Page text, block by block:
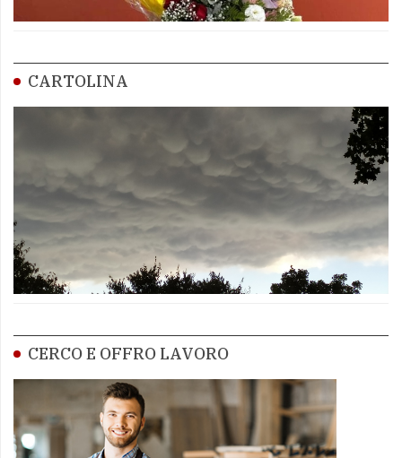
CARTOLINA
CERCO E OFFRO LAVORO